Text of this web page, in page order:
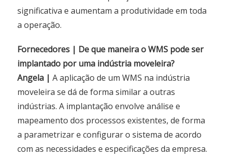
significativa e aumentam a produtividade em toda
a operação.
Fornecedores | De que maneira o WMS pode ser
implantado por uma indústria moveleira?
Angela | A aplicação de um WMS na indústria
moveleira se dá de forma similar a outras
indústrias. A implantação envolve análise e
mapeamento dos processos existentes, de forma
a parametrizar e configurar o sistema de acordo
com as necessidades e especificações da empresa.